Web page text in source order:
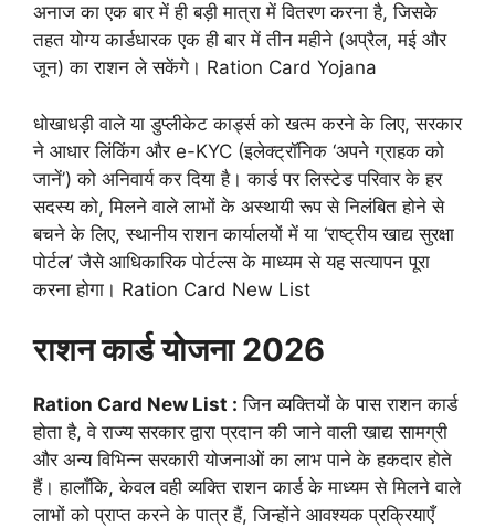
अनाज का एक बार में ही बड़ी मात्रा में वितरण करना है, जिसके
तहत योग्य कार्डधारक एक ही बार में तीन महीने (अप्रैल, मई और
जून) का राशन ले सकेंगे। Ration Card Yojana
धोखाधड़ी वाले या डुप्लीकेट कार्ड्स को खत्म करने के लिए, सरकार
ने आधार लिंकिंग और e-KYC (इलेक्ट्रॉनिक ‘अपने ग्राहक को
जानें’) को अनिवार्य कर दिया है। कार्ड पर लिस्टेड परिवार के हर
सदस्य को, मिलने वाले लाभों के अस्थायी रूप से निलंबित होने से
बचने के लिए, स्थानीय राशन कार्यालयों में या ‘राष्ट्रीय खाद्य सुरक्षा
पोर्टल’ जैसे आधिकारिक पोर्टल्स के माध्यम से यह सत्यापन पूरा
करना होगा। Ration Card New List
राशन कार्ड योजना 2026
Ration Card New List : जिन व्यक्तियों के पास राशन कार्ड
होता है, वे राज्य सरकार द्वारा प्रदान की जाने वाली खाद्य सामग्री
और अन्य विभिन्न सरकारी योजनाओं का लाभ पाने के हकदार होते
हैं। हालाँकि, केवल वही व्यक्ति राशन कार्ड के माध्यम से मिलने वाले
लाभों को प्राप्त करने के पात्र हैं, जिन्होंने आवश्यक प्रक्रियाएँ